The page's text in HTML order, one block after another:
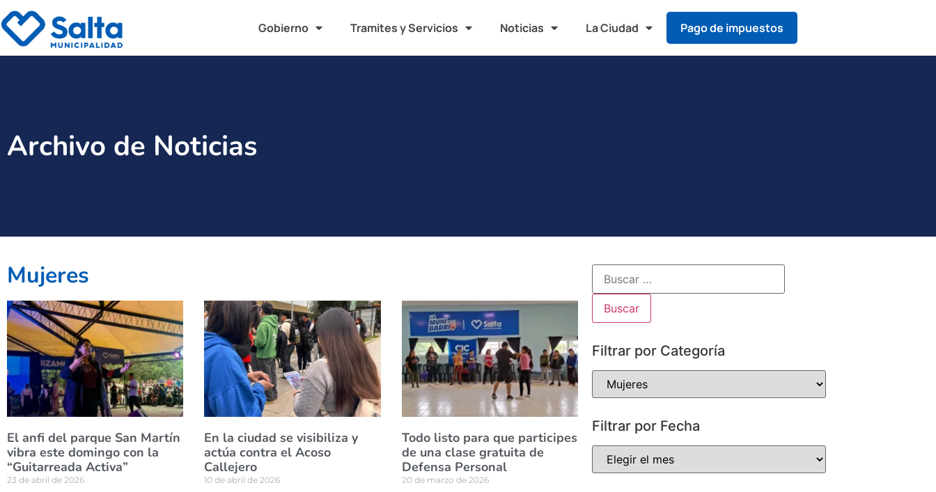
Gobierno Tramites y Servicios Noticias La Ciudad Pago de impuestos
Archivo de Noticias
Mujeres
El anfi del parque San Martín
vibra este domingo con la
“Guitarreada Activa”
23 de abril de 2026
En la ciudad se visibiliza y
actúa contra el Acoso
Callejero
10 de abril de 2026
Todo listo para que participes
de una clase gratuita de
Defensa Personal
20 de marzo de 2026
Filtrar por Categoría
Filtrar por Fecha